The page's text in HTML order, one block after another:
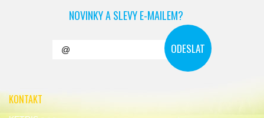
NOVINKY A SLEVY E-MAILEM?
KONTAKT